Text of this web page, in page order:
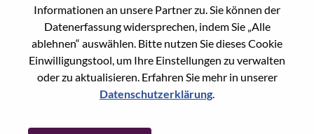
Informationen an unsere Partner zu. Sie können der
Datenerfassung widersprechen, indem Sie „Alle
ablehnen“ auswählen. Bitte nutzen Sie dieses Cookie
Einwilligungstool, um Ihre Einstellungen zu verwalten
oder zu aktualisieren. Erfahren Sie mehr in unserer
Datenschutzerklärung.
E-mail*
Continue